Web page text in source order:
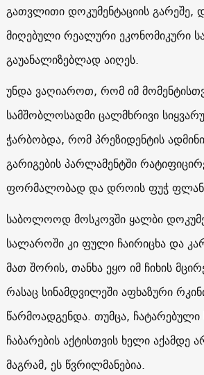
გათვლითი დოკუმენტაციის გარეშე,
მიღებული რეალური ეკონომიკური
გაუანალიზებლად აიღეს.
უნდა ვაღიაროთ, რომ იმ
სამშობლოსადმი ცალმხრივი
ჭარბობდა, რომ პრეზიდენტის
გარიგების პარლამენტში
ფორმალობად და დროის ფუჭ
საბოლოოდ მოსკოვში ყალბი
სალაროში კი ფული ჩაირიცხა და
მათ შორის, თანხა ეყო იმ ჩიხის
რასაც სინამდვილეში აფხაზური
წარმოადგენდა. თუმცა, ჩატარებული
ჩაბარების აქტისთვის ხელი აქამდე
მაგრამ, ეს წვრილმანებია.